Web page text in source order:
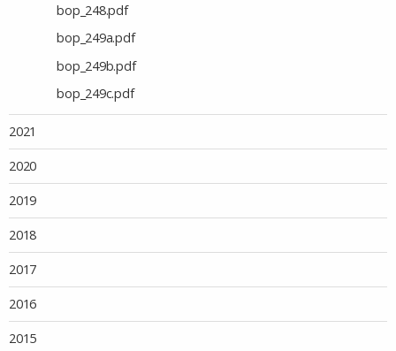
bop_248.pdf
bop_249a.pdf
bop_249b.pdf
bop_249c.pdf
2021
2020
2019
2018
2017
2016
2015